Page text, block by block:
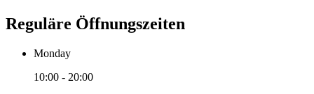
Reguläre Öffnungszeiten
Monday
10:00 - 20:00